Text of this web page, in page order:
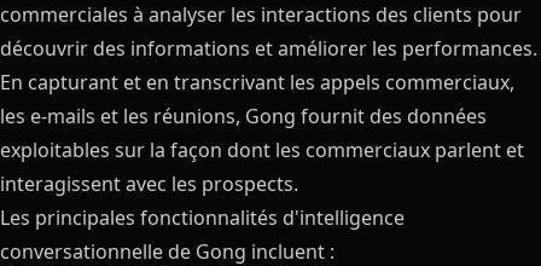
commerciales à analyser les interactions des clients pour
découvrir des informations et améliorer les performances.
En capturant et en transcrivant les appels commerciaux,
les e-mails et les réunions, Gong fournit des données
exploitables sur la façon dont les commerciaux parlent et
interagissent avec les prospects.
Les principales fonctionnalités d'intelligence
conversationnelle de Gong incluent :